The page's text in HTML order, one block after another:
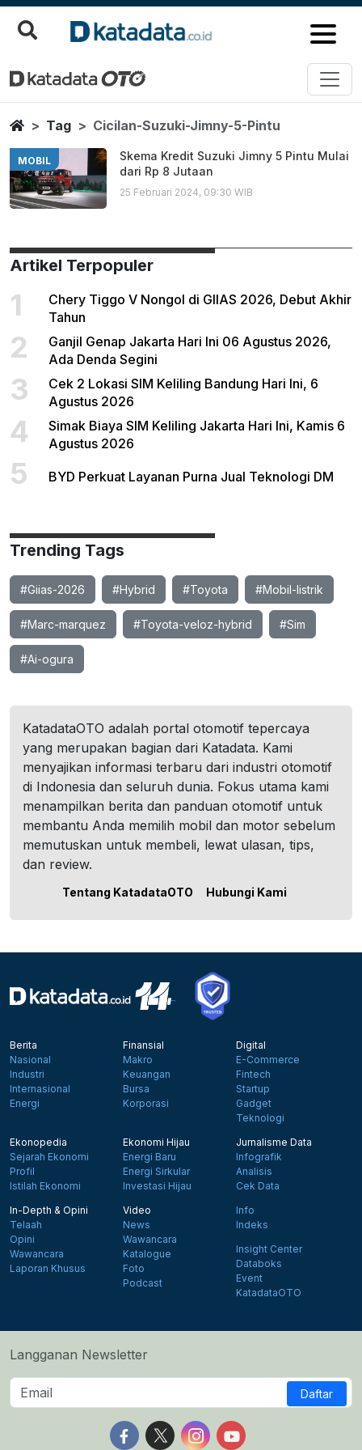
Cicilan Suzuki Jimny 5 Pintu
Berita Terbaru
HomeTag Cicilan-Suzuki-Jimny-5-Pintu
MOBIL
Skema Kredit Suzuki Jimny 5 Pintu Mulai
dari Rp 8 Jutaan
25 Februari 2024, 09:30 WIB
Artikel Terpopuler
1
Chery Tiggo V Nongol di GIIAS 2026, Debut Akhir
Tahun
2
Ganjil Genap Jakarta Hari Ini 06 Agustus 2026,
Ada Denda Segini
3
Cek 2 Lokasi SIM Keliling Bandung Hari Ini, 6
Agustus 2026
4
Simak Biaya SIM Keliling Jakarta Hari Ini, Kamis 6
Agustus 2026
5 BYD Perkuat Layanan Purna Jual Teknologi DM
Trending Tags
#Giias-2026 #Hybrid #Toyota #Mobil-listrik
#Marc-marquez #Toyota-veloz-hybrid #Sim
#Ai-ogura
KatadataOTO adalah portal otomotif tepercaya
yang merupakan bagian dari Katadata. Kami
menyajikan informasi terbaru dari industri otomotif
di Indonesia dan seluruh dunia. Fokus utama kami
menampilkan berita dan panduan otomotif untuk
membantu Anda memilih mobil dan motor sebelum
memutuskan untuk membeli, lewat ulasan, tips,
dan review.
Tentang KatadataOTO Hubungi Kami
Berita
Nasional
Industri
Internasional
Energi
Finansial
Makro
Keuangan
Bursa
Korporasi
Digital
E-Commerce
Fintech
Startup
Gadget
Teknologi
Ekonopedia
Sejarah Ekonomi
Profil
Istilah Ekonomi
Ekonomi Hijau
Energi Baru
Energi Sirkular
Investasi Hijau
Jurnalisme Data
Infografik
Analisis
Cek Data
In-Depth & Opini
Telaah
Opini
Wawancara
Laporan Khusus
Video
News
Wawancara
Katalogue
Foto
Podcast
Info
Indeks
Insight Center
Databoks
Event
KatadataOTO
Langganan Newsletter
Daftar
Follow us on Facebook
Follow us on X
Follow us on Instagram
Follow us on